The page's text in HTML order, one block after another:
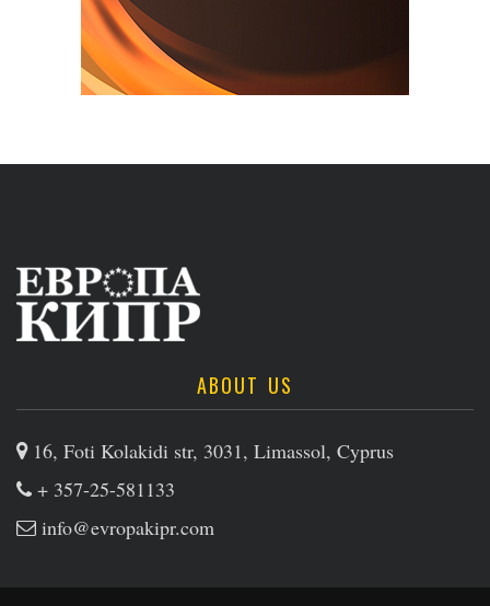
ABOUT US
16, Foti Kolakidi str, 3031, Limassol, Cyprus
+ 357-25-581133
info@evropakipr.com